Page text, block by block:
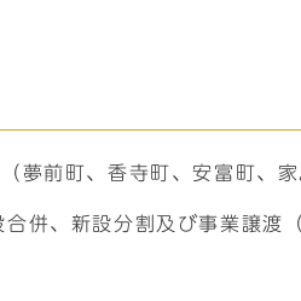
夢前町、香寺町、安富町、
併、新設分割及び事業譲渡